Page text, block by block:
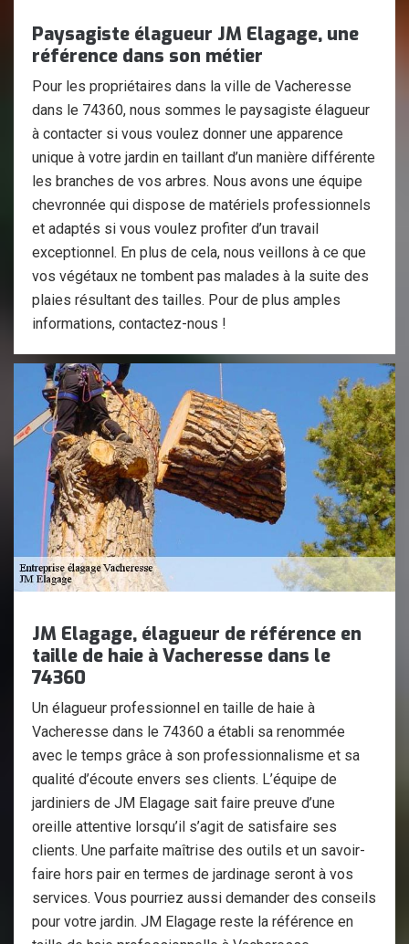
Paysagiste élagueur JM Elagage, une
référence dans son métier
Pour les propriétaires dans la ville de Vacheresse
dans le 74360, nous sommes le paysagiste élagueur
à contacter si vous voulez donner une apparence
unique à votre jardin en taillant d’un manière différente
les branches de vos arbres. Nous avons une équipe
chevronnée qui dispose de matériels professionnels
et adaptés si vous voulez profiter d’un travail
exceptionnel. En plus de cela, nous veillons à ce que
vos végétaux ne tombent pas malades à la suite des
plaies résultant des tailles. Pour de plus amples
informations, contactez-nous !
JM Elagage, élagueur de référence en
taille de haie à Vacheresse dans le
74360
Un élagueur professionnel en taille de haie à
Vacheresse dans le 74360 a établi sa renommée
avec le temps grâce à son professionnalisme et sa
qualité d’écoute envers ses clients. L’équipe de
jardiniers de JM Elagage sait faire preuve d’une
oreille attentive lorsqu’il s’agit de satisfaire ses
clients. Une parfaite maîtrise des outils et un savoir-
faire hors pair en termes de jardinage seront à vos
services. Vous pourriez aussi demander des conseils
pour votre jardin. JM Elagage reste la référence en